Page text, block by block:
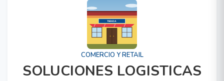
COMERCIO Y RETAIL
SOLUCIONES LOGISTICAS